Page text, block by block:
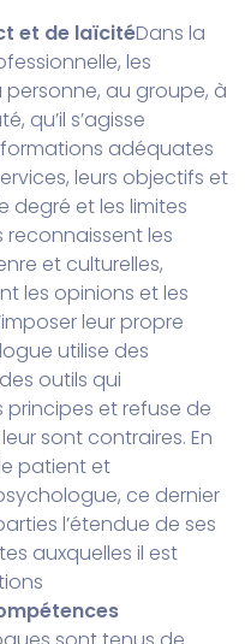
et de laïcitéDans la
les
au groupe, à
qu’il s’agisse
adéquates
leurs objectifs et
degré et les limites
reconnaissent les
et culturelles,
les opinions et les
leur propre
utilise des
outils qui
et refuse de
sont contraires. En
patient et
ce dernier
l’étendue de ses
auxquelles il est